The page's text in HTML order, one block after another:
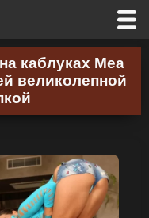
каблуках Меа
великолепной